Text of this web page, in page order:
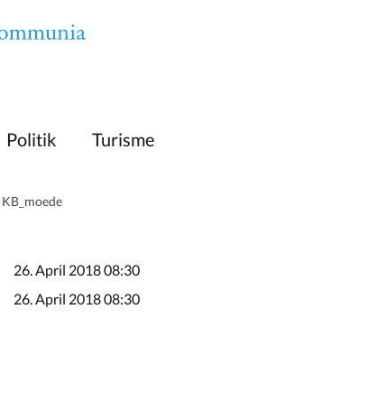
Politik Turisme
KB_moede
26. April 2018 08:30
26. April 2018 08:30